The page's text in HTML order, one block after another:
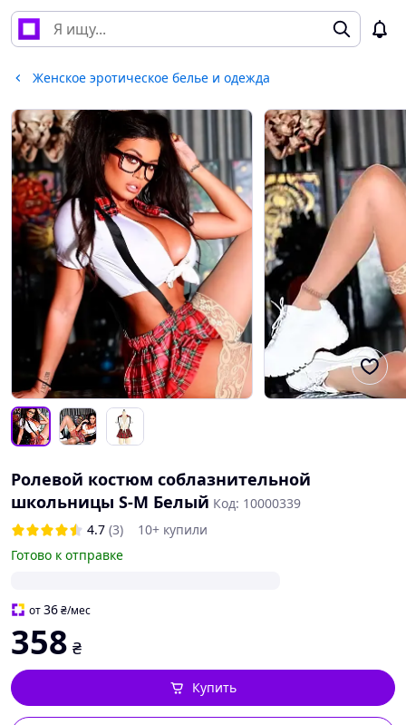
Женское эротическое белье и одежда
Ролевой костюм соблазнительной
школьницы S-M Белый Код: 10000339
4.7 (3)
10+ купили
Готово к отправке
от36₴/мес
358 ₴
Купить